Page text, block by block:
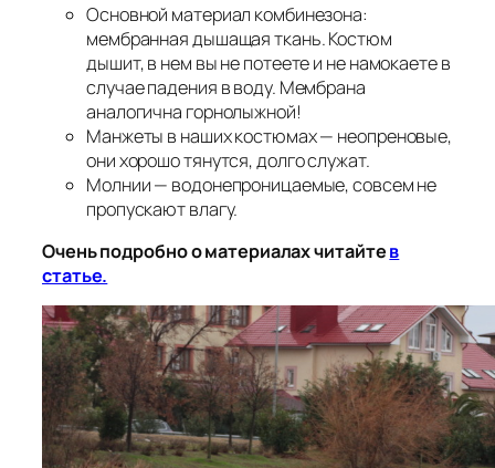
Основной материал комбинезона:
мембранная дышащая ткань. Костюм
дышит, в нем вы не потеете и не намокаете в
случае падения в воду. Мембрана
аналогична горнолыжной!
Манжеты в наших костюмах — неопреновые,
они хорошо тянутся, долго служат.
Молнии — водонепроницаемые, совсем не
пропускают влагу.
Очень подробно о материалах читайтев
статье.